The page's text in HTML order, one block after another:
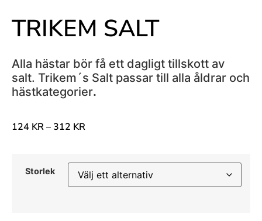
TRIKEM SALT
Alla hästar bör få ett dagligt tillskott av
salt. Trikem´s Salt passar till alla åldrar och
hästkategorier.
124 KR– 312 KR
Storlek